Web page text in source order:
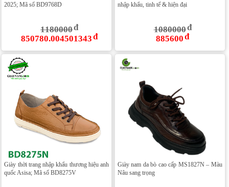
2025; Mã số BD9768D
1180000
850780.004501343
nhập khẩu, tinh tế & hiện đại
1080000
885600
Giày thời trang nhập khẩu thương hiệu anh
quốc Asisa; Mã số BD8275V
Giày nam da bò cao cấp MS1827N – Màu
Nâu sang trọng